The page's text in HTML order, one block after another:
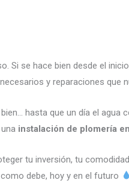
Si se hace bien desde el
y reparaciones que
hasta que un día el agua
instalación de plomería
tu inversión, tu
debe, hoy y en el futuro